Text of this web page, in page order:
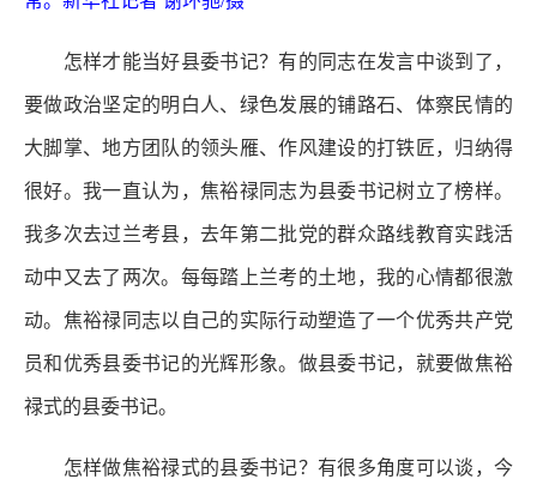
怎样才能当好县委书记？有的同志在发言中谈到了，
要做政治坚定的明白人、绿色发展的铺路石、体察民情的
大脚掌、地方团队的领头雁、作风建设的打铁匠，归纳得
很好。我一直认为，焦裕禄同志为县委书记树立了榜样。
我多次去过兰考县，去年第二批党的群众路线教育实践活
动中又去了两次。每每踏上兰考的土地，我的心情都很激
动。焦裕禄同志以自己的实际行动塑造了一个优秀共产党
员和优秀县委书记的光辉形象。做县委书记，就要做焦裕
禄式的县委书记。
怎样做焦裕禄式的县委书记？有很多角度可以谈，今